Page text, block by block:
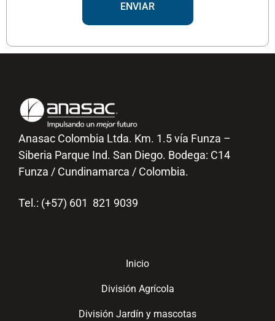
ENVIAR
Anasac Colombia Ltda. Km. 1.5 vía Funza –
Siberia Parque Ind. San Diego. Bodega: C14
Funza / Cundinamarca / Colombia.
Tel.: (+57) 601 821 9039
Inicio
División Agrícola
División Jardín y mascotas